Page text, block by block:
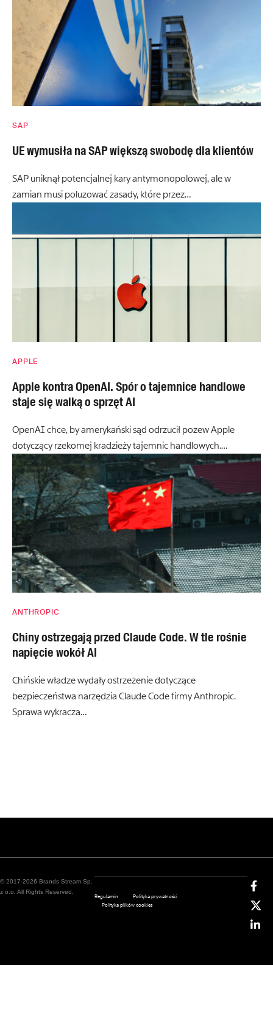
SAP
UE wymusiła na SAP większą swobodę dla klientów
SAP uniknął potencjalnej kary antymonopolowej, ale w
zamian musi poluzować zasady, które przez…
APPLE
Apple kontra OpenAI. Spór o tajemnice handlowe
staje się walką o sprzęt AI
OpenAI chce, by amerykański sąd odrzucił pozew Apple
dotyczący rzekomej kradzieży tajemnic handlowych.…
ANTHROPIC
Chiny ostrzegają przed Claude Code. W tle rośnie
napięcie wokół AI
Chińskie władze wydały ostrzeżenie dotyczące
bezpieczeństwa narzędzia Claude Code firmy Anthropic.
Sprawa wykracza…
© 2017-2026 Brands Stream Sp.
z o.o. All Rights Reserved.
Regulamin
Polityka prywatności
Polityka plików cookies